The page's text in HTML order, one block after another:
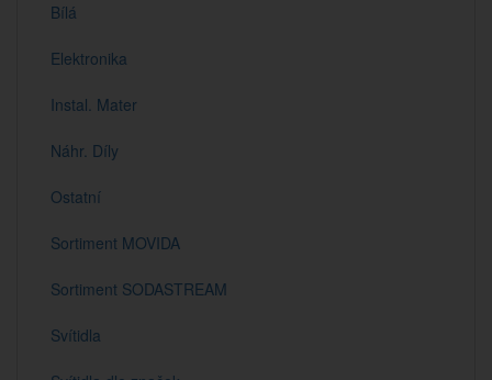
Bílá
Elektronika
Instal. Mater
Náhr. Díly
Ostatní
Sortiment MOVIDA
Sortiment SODASTREAM
Svítidla